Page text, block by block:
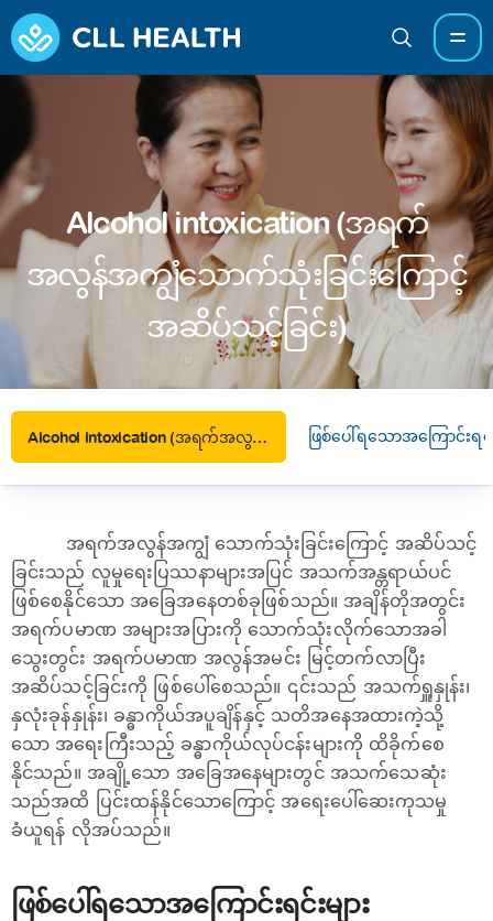
Alcohol intoxication (အရက်
အလွန်အကျွံသောက်သုံးခြင်းကြောင့်
အဆိပ်သင့်ခြင်း)
Alcohol intoxication (အရက်အလွန်အကျွံသောက်သုံးခြင်းကြောင့် အဆိပ်သင့်ခြင်း) ဖြစ်ပေါ်ရသောအကြောင်းရင်း
အရက်အလွန်အကျွံ သောက်သုံးခြင်းကြောင့် အဆိပ်သင့်
ခြင်းသည် လူမှုရေးပြဿနာများအပြင် အသက်အန္တရာယ်ပင်
ဖြစ်စေနိုင်သော အခြေအနေတစ်ခုဖြစ်သည်။ အချိန်တိုအတွင်း
အရက်ပမာဏ အများအပြားကို သောက်သုံးလိုက်သောအခါ
သွေးတွင်း အရက်ပမာဏ အလွန်အမင်း မြင့်တက်လာပြီး
အဆိပ်သင့်ခြင်းကို ဖြစ်ပေါ်စေသည်။ ၎င်းသည် အသက်ရှူနှုန်း၊
နှလုံးခုန်နှုန်း၊ ခန္ဓာကိုယ်အပူချိန်နှင့် သတိအနေအထားကဲ့သို့
သော အရေးကြီးသည့် ခန္ဓာကိုယ်လုပ်ငန်းများကို ထိခိုက်စေ
နိုင်သည်။ အချို့သော အခြေအနေများတွင် အသက်သေဆုံး
သည်အထိ ပြင်းထန်နိုင်သောကြောင့် အရေးပေါ်ဆေးကုသမှု
ခံယူရန် လိုအပ်သည်။
ဖြစ်ပေါ်ရသောအကြောင်းရင်းများ